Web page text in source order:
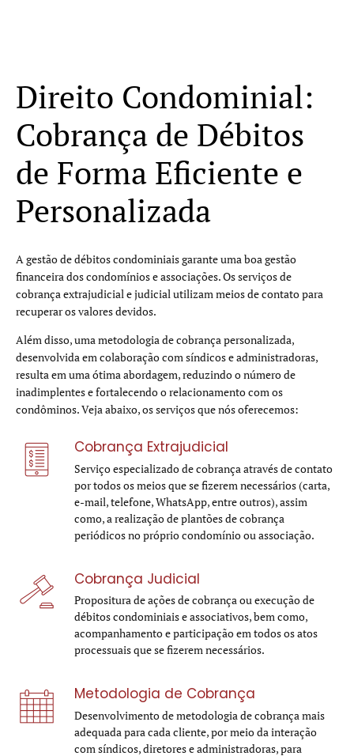
Direito Condominial:
Cobrança de Débitos
de Forma Eficiente e
Personalizada
A gestão de débitos condominiais garante uma boa gestão
financeira dos condomínios e associações. Os serviços de
cobrança extrajudicial e judicial utilizam meios de contato para
recuperar os valores devidos.
Além disso, uma metodologia de cobrança personalizada,
desenvolvida em colaboração com síndicos e administradoras,
resulta em uma ótima abordagem, reduzindo o número de
inadimplentes e fortalecendo o relacionamento com os
condôminos. Veja abaixo, os serviços que nós oferecemos:
Cobrança Extrajudicial
Serviço especializado de cobrança através de contato
por todos os meios que se fizerem necessários (carta,
e-mail, telefone, WhatsApp, entre outros), assim
como, a realização de plantões de cobrança
periódicos no próprio condomínio ou associação.
Cobrança Judicial
Propositura de ações de cobrança ou execução de
débitos condominiais e associativos, bem como,
acompanhamento e participação em todos os atos
processuais que se fizerem necessários.
Metodologia de Cobrança
Desenvolvimento de metodologia de cobrança mais
adequada para cada cliente, por meio da interação
com síndicos, diretores e administradoras, para